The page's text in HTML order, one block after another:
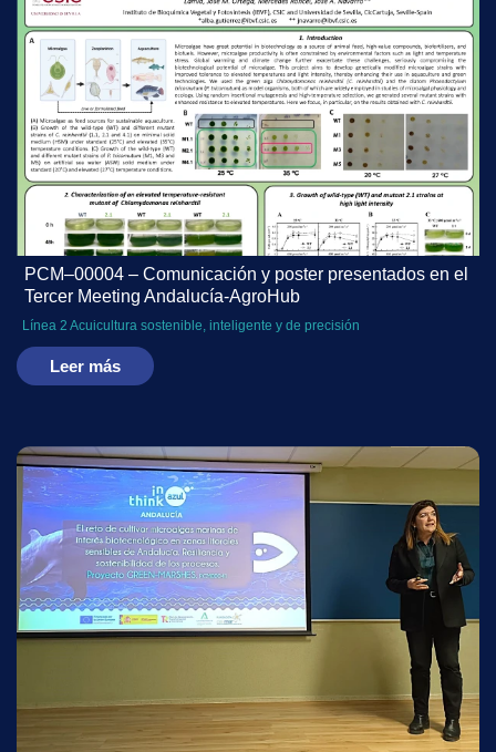
PCM–00004 – Comunicación y poster presentados en el
Tercer Meeting Andalucía-AgroHub
Línea 2 Acuicultura sostenible, inteligente y de precisión
Leer más